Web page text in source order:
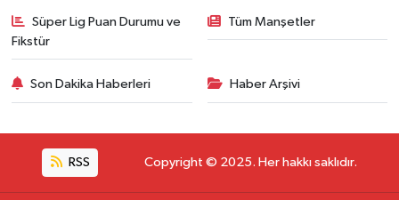
Süper Lig Puan Durumu ve
Fikstür
Tüm Manşetler
Son Dakika Haberleri Haber Arşivi
RSS Copyright © 2025. Her hakkı saklıdır.